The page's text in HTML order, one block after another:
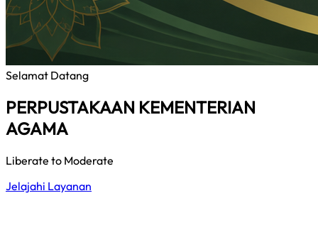
Selamat Datang
PERPUSTAKAAN KEMENTERIAN
AGAMA
Liberate to Moderate
Jelajahi Layanan